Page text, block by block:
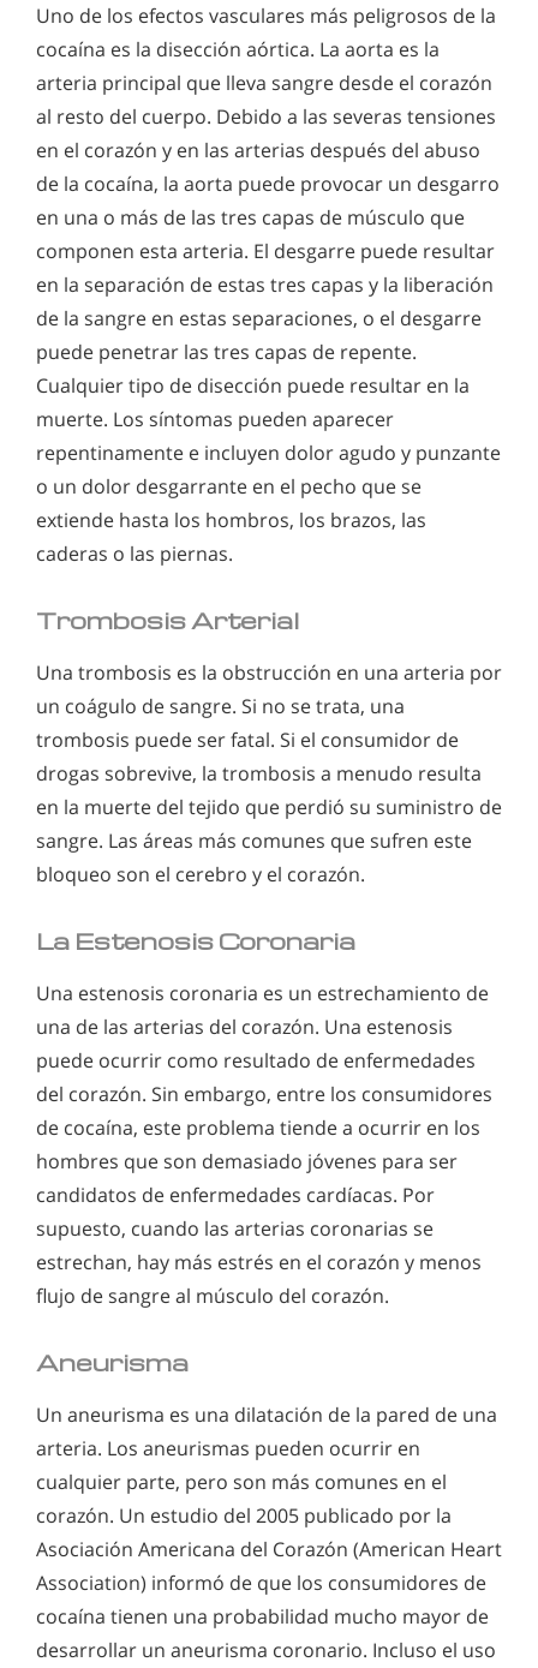
Uno de los efectos vasculares más peligrosos de la
cocaína es la disección aórtica. La aorta es la
arteria principal que lleva sangre desde el corazón
al resto del cuerpo. Debido a las severas tensiones
en el corazón y en las arterias después del abuso
de la cocaína, la aorta puede provocar un desgarro
en una o más de las tres capas de músculo que
componen esta arteria. El desgarre puede resultar
en la separación de estas tres capas y la liberación
de la sangre en estas separaciones, o el desgarre
puede penetrar las tres capas de repente.
Cualquier tipo de disección puede resultar en la
muerte. Los síntomas pueden aparecer
repentinamente e incluyen dolor agudo y punzante
o un dolor desgarrante en el pecho que se
extiende hasta los hombros, los brazos, las
caderas o las piernas.
Trombosis Arterial
Una trombosis es la obstrucción en una arteria por
un coágulo de sangre. Si no se trata, una
trombosis puede ser fatal. Si el consumidor de
drogas sobrevive, la trombosis a menudo resulta
en la muerte del tejido que perdió su suministro de
sangre. Las áreas más comunes que sufren este
bloqueo son el cerebro y el corazón.
La Estenosis Coronaria
Una estenosis coronaria es un estrechamiento de
una de las arterias del corazón. Una estenosis
puede ocurrir como resultado de enfermedades
del corazón. Sin embargo, entre los consumidores
de cocaína, este problema tiende a ocurrir en los
hombres que son demasiado jóvenes para ser
candidatos de enfermedades cardíacas. Por
supuesto, cuando las arterias coronarias se
estrechan, hay más estrés en el corazón y menos
flujo de sangre al músculo del corazón.
Aneurisma
Un aneurisma es una dilatación de la pared de una
arteria. Los aneurismas pueden ocurrir en
cualquier parte, pero son más comunes en el
corazón. Un estudio del 2005 publicado por la
Asociación Americana del Corazón (American Heart
Association) informó de que los consumidores de
cocaína tienen una probabilidad mucho mayor de
desarrollar un aneurisma coronario. Incluso el uso